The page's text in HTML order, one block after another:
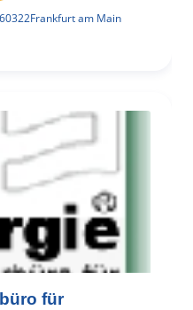
60322Frankfurt am Main
für